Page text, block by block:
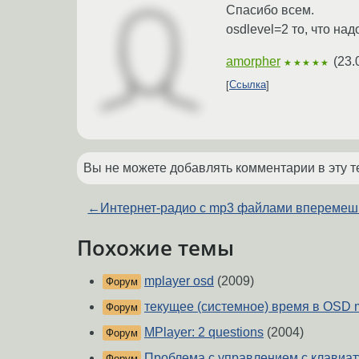
Спасибо всем.
osdlevel=2 то, что
amorpher ★★★★★ (
Ссылка
Вы не можете добавлять комментарии в эту
← Интернет-радио с mp3 файлами
Похожие темы
Форум mplayer osd (2009)
Форум текущее (системное) время в OSD
Форум MPlayer: 2 questions (2004)